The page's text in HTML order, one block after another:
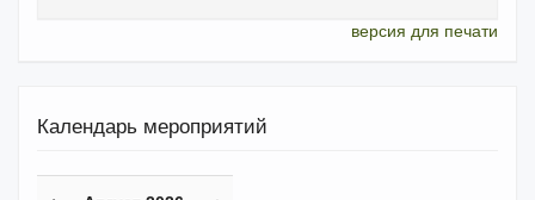
версия для печати
Календарь мероприятий